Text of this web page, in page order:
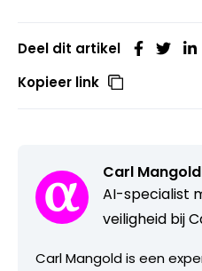
Deel dit artikel
Kopieer link
Carl Mangold
AI-specialist
veiligheid bij
Carl Mangold is een